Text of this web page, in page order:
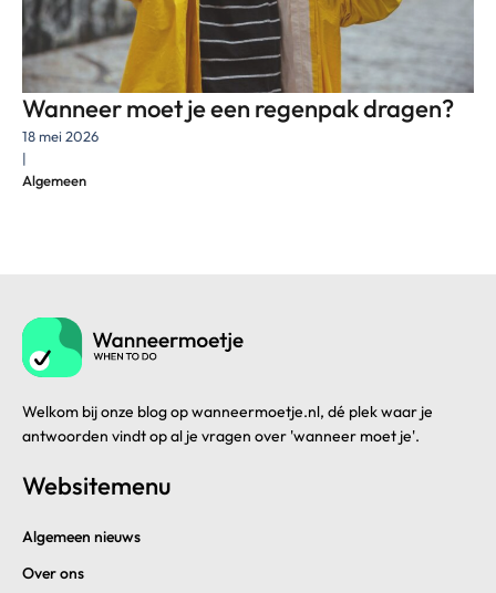
Wanneer moet je een regenpak dragen?
18 mei 2026
|
Algemeen
Welkom bij onze blog op wanneermoetje.nl, dé plek waar je
antwoorden vindt op al je vragen over 'wanneer moet je'.
Websitemenu
Algemeen nieuws
Over ons